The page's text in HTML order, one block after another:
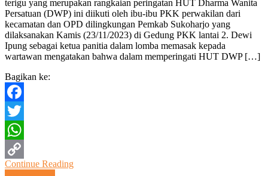
Non
Beras
Dan
Non
Terigu
Warnai
terigu yang merupakan rangkaian peringatan HUT Dharma Wanita
Persatuan (DWP) ini diikuti oleh ibu-ibu PKK perwakilan dari
kecamatan dan OPD dilingkungan Pemkab Sukoharjo yang
dilaksanakan Kamis (23/11/2023) di Gedung PKK lantai 2. Dewi
Ipung sebagai ketua panitia dalam lomba memasak kepada
wartawan mengatakan bahwa dalam memperingati HUT DWP […]
Bagikan ke:
Facebook
Twitter
WhatsApp
Copy
Continue Reading